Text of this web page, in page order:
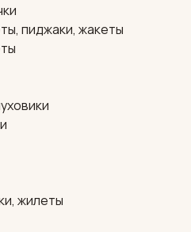
пиджаки, жакеты
жилеты